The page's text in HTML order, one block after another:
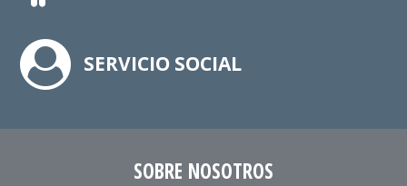
SERVICIO SOCIAL
SOBRE NOSOTROS